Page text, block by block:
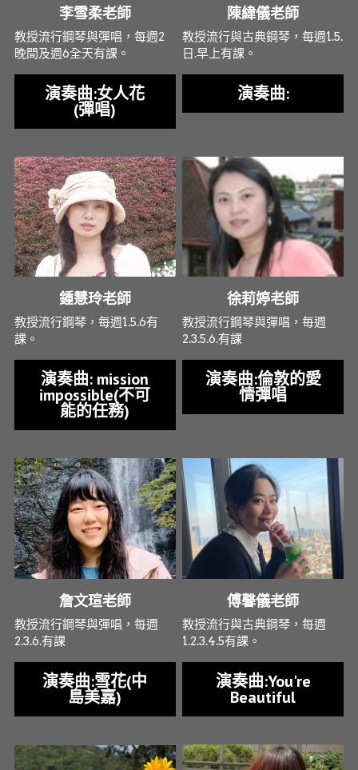
李雪柔老師
教授流行鋼琴與彈唱，每週2
晚間及週6全天有課。
演奏曲:女人花
(彈唱)
陳緯儀老師
教授流行與古典鋼琴，每週1.5.
日.早上有課。
演奏曲:
鍾慧玲老師
教授流行鋼琴，每週1.5.6有
課。
演奏曲: mission
impossible(不可
能的任務)
徐莉婷老師
教授流行鋼琴與彈唱，每週
2.3.5.6.有課
演奏曲:倫敦的愛
情彈唱
詹文瑄老師
教授流行鋼琴與彈唱，每週
2.3.6.有課
演奏曲:雪花(中
島美嘉)
傅馨儀老師
教授流行與古典鋼琴，每週
1.2.3.4.5有課。
演奏曲:You're
Beautiful